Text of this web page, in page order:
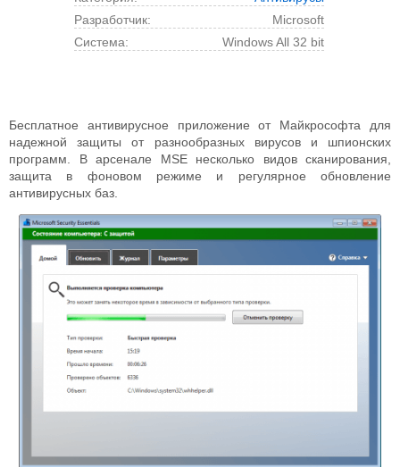
Разработчик:
Microsoft
Cистема:
Windows All 32 bit
Бесплатное антивирусное приложение от Майкрософта для
надежной защиты от разнообразных вирусов и шпионских
программ. В арсенале MSE несколько видов сканирования,
защита в фоновом режиме и регулярное обновление
антивирусных баз.